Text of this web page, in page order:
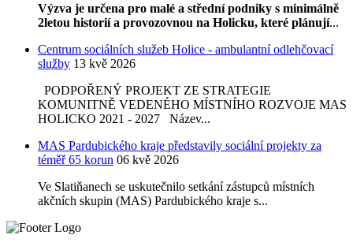
Výzva je určena pro malé a střední podniky s minimálně
2letou historií a provozovnou na Holicku, které plánují...
Centrum sociálních služeb Holice - ambulantní odlehčovací
služby 13 kvě 2026
PODPOŘENÝ PROJEKT ZE STRATEGIE
KOMUNITNĚ VEDENÉHO MÍSTNÍHO ROZVOJE MAS
HOLICKO 2021 - 2027 Název...
MAS Pardubického kraje představily sociální projekty za
téměř 65 korun 06 kvě 2026
Ve Slatiňanech se uskutečnilo setkání zástupců místních
akčních skupin (MAS) Pardubického kraje s...